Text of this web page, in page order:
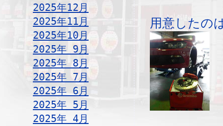
2025年12月
2025年11月
2025年10月
2025年 9月
2025年 8月
2025年 7月
2025年 6月
2025年 5月
2025年 4月
用意したの